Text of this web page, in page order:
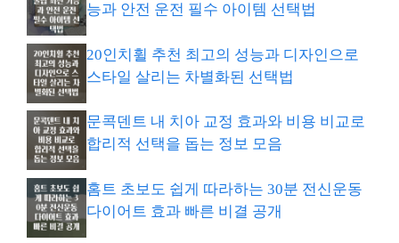
능과 안전 운전 필수 아이템 선택법
20인치휠 추천 최고의 성능과 디자인으로
스타일 살리는 차별화된 선택법
문콕덴트 내 치아 교정 효과와 비용 비교로
합리적 선택을 돕는 정보 모음
홈트 초보도 쉽게 따라하는 30분 전신운동
다이어트 효과 빠른 비결 공개